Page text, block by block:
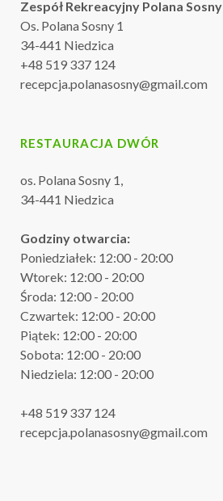
Zespół Rekreacyjny Polana Sosny
Os. Polana Sosny 1
34-441 Niedzica
+48 519 337 124
recepcja.polanasosny@gmail.com
RESTAURACJA DWÓR
os. Polana Sosny 1,
34-441 Niedzica
Godziny otwarcia:
Poniedziałek: 12:00 - 20:00
Wtorek: 12:00 - 20:00
Środa: 12:00 - 20:00
Czwartek: 12:00 - 20:00
Piątek: 12:00 - 20:00
Sobota: 12:00 - 20:00
Niedziela: 12:00 - 20:00
+48 519 337 124
recepcja.polanasosny@gmail.com